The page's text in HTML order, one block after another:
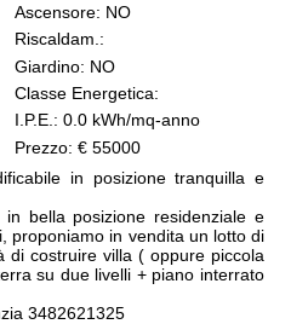
Ascensore: NO
Riscaldam.:
Giardino: NO
Classe Energetica:
I.P.E.: 0.0 kWh/mq-anno
Prezzo: € 55000
in posizione tranquilla e
bella posizione residenziale e
proponiamo in vendita un lotto di
di costruire villa ( oppure piccola
su due livelli + piano interrato
3482621325